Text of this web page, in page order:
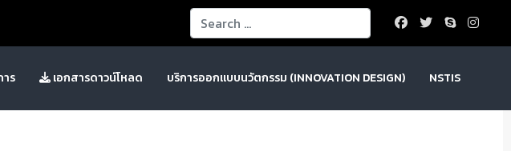
Search
ร เอกสารดาวน์โหลด บริการออกแบบนวัตกรรม (INNOVATION DESIGN) NSTIS